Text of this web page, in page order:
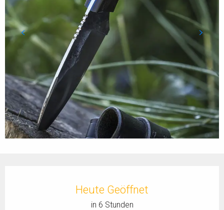
Heute Geöffnet
in 6 Stunden